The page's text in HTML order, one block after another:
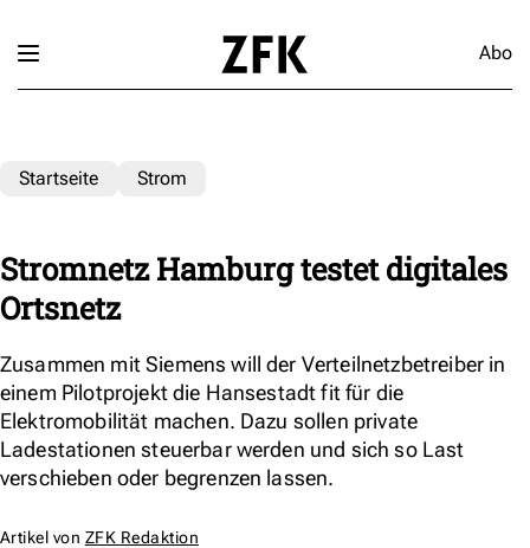
Abo
Startseite Strom
Stromnetz Hamburg testet digitales
Ortsnetz
Zusammen mit Siemens will der Verteilnetzbetreiber in
einem Pilotprojekt die Hansestadt fit für die
Elektromobilität machen. Dazu sollen private
Ladestationen steuerbar werden und sich so Last
verschieben oder begrenzen lassen.
Artikel von ZFK Redaktion